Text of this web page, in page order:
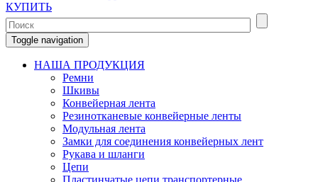
КУПИТЬ
Toggle navigation
НАША ПРОДУКЦИЯ
Ремни
Шкивы
Конвейерная лента
Резинотканевые конвейерные ленты
Модульная лента
Замки для соединения конвейерных лент
Рукава и шланги
Цепи
Пластинчатые цепи транспортерные